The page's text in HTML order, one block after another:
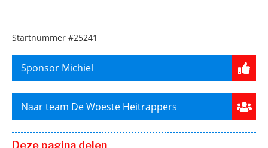
Startnummer #25241
Sponsor Michiel
Naar team De Woeste Heitrappers